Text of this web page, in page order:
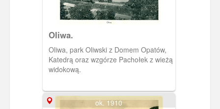
Oliwa.
Oliwa, park Oliwski z Domem Opatów,
Katedrą oraz wzgórze Pachołek z wieżą
widokową.
ok. 1910